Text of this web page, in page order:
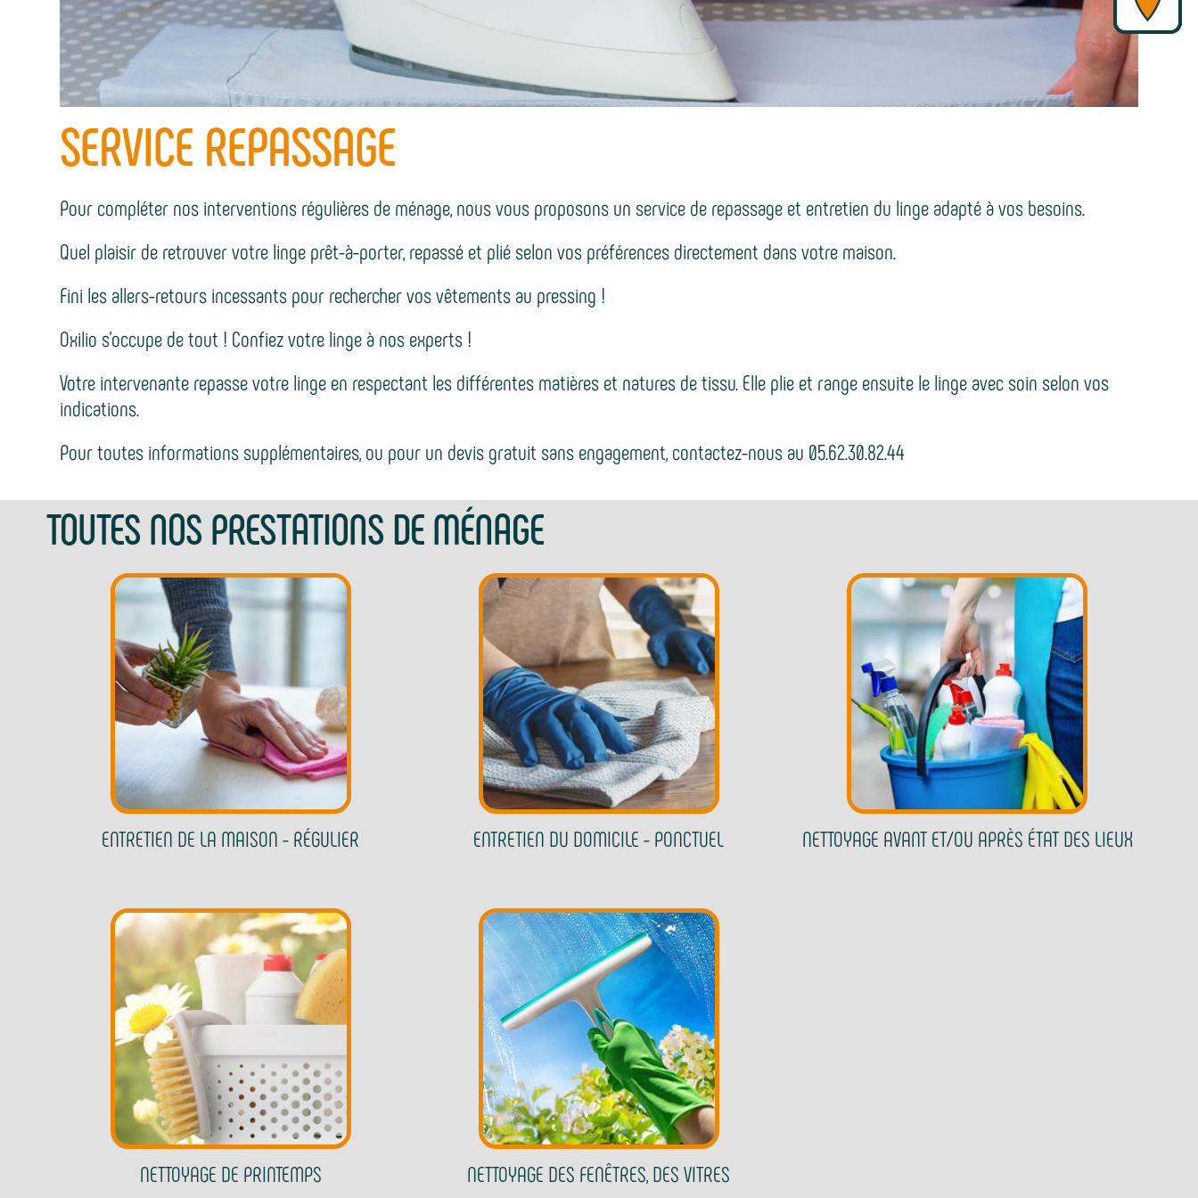
SERVICE REPASSAGE
Pour compléter nos interventions régulières de ménage, nous vous proposons un service de repassage et entretien du linge adapté à vos besoins.
Quel plaisir de retrouver votre linge prêt-à-porter, repassé et plié selon vos préférences directement dans votre maison.
Fini les allers-retours incessants pour rechercher vos vêtements au pressing !
Oxilio s’occupe de tout ! Confiez votre linge à nos experts !
Votre intervenante repasse votre linge en respectant les différentes matières et natures de tissu. Elle plie et range ensuite le linge avec soin selon vos
indications.
Pour toutes informations supplémentaires, ou pour un devis gratuit sans engagement, contactez-nous au 05.62.30.82.44
TOUTES NOS PRESTATIONS DE MÉNAGE
ENTRETIEN DE LA MAISON - RÉGULIER ENTRETIEN DU DOMICILE - PONCTUEL NETTOYAGE AVANT ET/OU APRÈS ÉTAT DES LIEUX
NETTOYAGE DE PRINTEMPS NETTOYAGE DES FENÊTRES, DES VITRES